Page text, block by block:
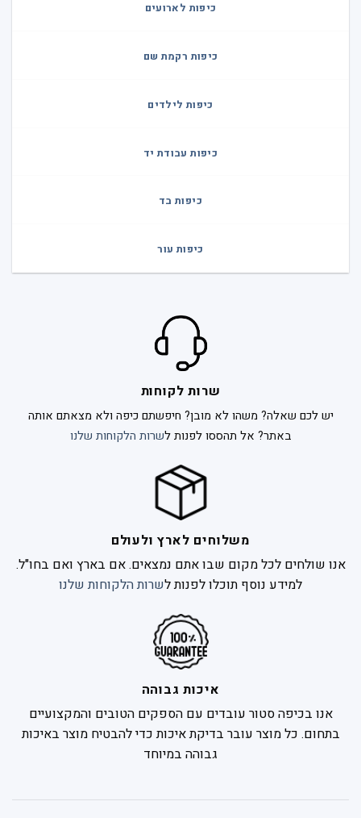
כיפות לארועים
כיפות רקמת שם
כיפות לילדים
כיפות עבודת יד
כיפות בד
כיפות עור
שרות לקוחות
יש לכם שאלה? משהו לא מובן? חיפשתם כיפה ולא מצאתם אותה
באתר? אל תהססו לפנות לשרות הלקוחות שלנו
משלוחים לארץ ולעולם
אנו שולחים לכל מקום שבו אתם נמצאים. אם בארץ ואם בחו"ל.
למידע נוסף תוכלו לפנות לשרות הלקוחות שלנו
איכות גבוהה
אנו בכיפה סטור עובדים עם הספקים הטובים והמקצועיים
בתחום. כל מוצר עובר בדיקת איכות כדי להבטיח מוצר באיכות
גבוהה במיוחד